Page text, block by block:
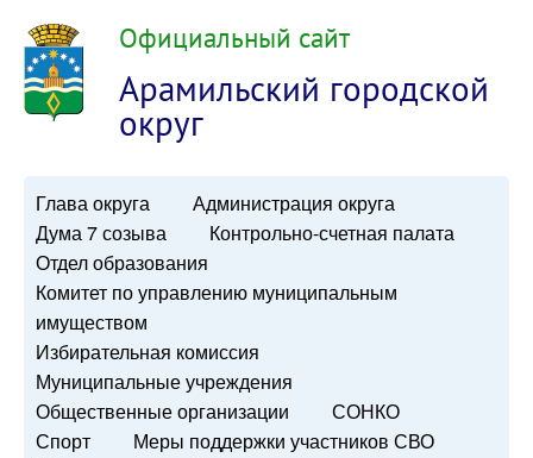
Официальный сайт
Арамильский городской
округ
Глава округа
Администрация округа
Дума 7 созыва
Контрольно-счетная палата
Отдел образования
Комитет по управлению муниципальным
имуществом
Избирательная комиссия
Муниципальные учреждения
Общественные организации
СОНКО
Спорт
Меры поддержки участников СВО